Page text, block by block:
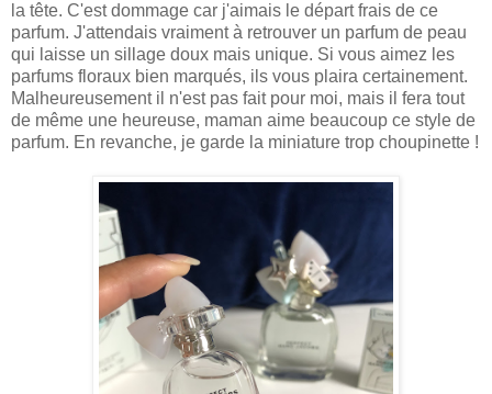
la tête. C'est dommage car j'aimais le départ frais de ce
parfum. J'attendais vraiment à retrouver un parfum de peau
qui laisse un sillage doux mais unique. Si vous aimez les
parfums floraux bien marqués, ils vous plaira certainement.
Malheureusement il n'est pas fait pour moi, mais il fera tout
de même une heureuse, maman aime beaucoup ce style de
parfum. En revanche, je garde la miniature trop choupinette !